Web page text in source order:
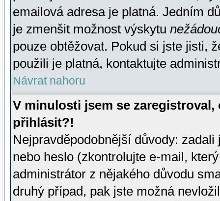
emailová adresa je platná. Jedním
je zmenšit možnost výskytu
pouze obtěžovat. Pokud si jste jisti,
použili je platná, kontaktujte
Návrat nahoru
V minulosti jsem se
přihlásit?!
Nejpravděpodobnější důvody:
nebo heslo (zkontrolujte e-mail,
administrátor z nějakého důvodu
druhý případ, pak jste možná